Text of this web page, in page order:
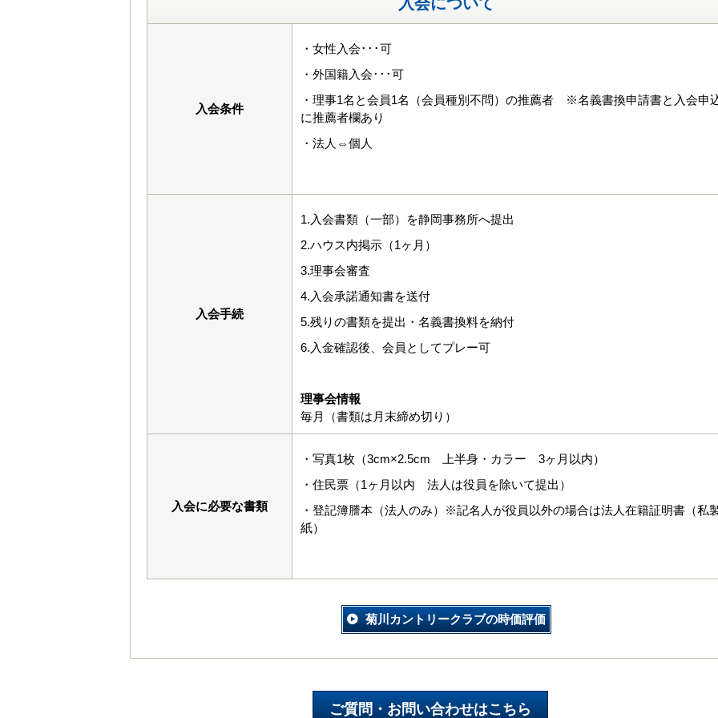
入会条件
・女性入会･･･可
・外国籍入会･･･可
・理事1名と会員1名（会員種別不問）の推薦者 ※名義書換申請書と入会申
に推薦者欄あり
・法人⇔個人
入会手続
1.入会書類（一部）を静岡事務所へ提出
2.ハウス内掲示（1ヶ月）
3.理事会審査
4.入会承諾通知書を送付
5.残りの書類を提出・名義書換料を納付
6.入金確認後、会員としてプレー可
理事会情報
毎月（書類は月末締め切り）
入会に必要な書類
・写真1枚（3cm×2.5cm 上半身・カラー 3ヶ月以内）
・住民票（1ヶ月以内 法人は役員を除いて提出）
・登記簿謄本（法人のみ）※記名人が役員以外の場合は法人在籍証明書（私
紙）
菊川カントリークラブの時価評価